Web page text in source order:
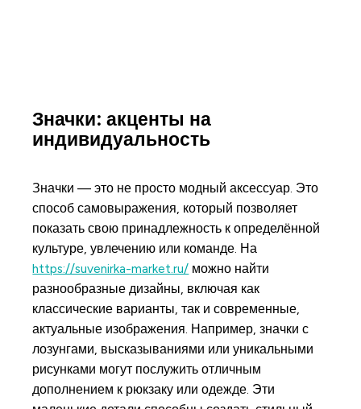
Значки: акценты на
индивидуальность
Значки — это не просто модный аксессуар. Это
способ самовыражения, который позволяет
показать свою принадлежность к определённой
культуре, увлечению или команде. На
https://suvenirka-market.ru/ можно найти
разнообразные дизайны, включая как
классические варианты, так и современные,
актуальные изображения. Например, значки с
лозунгами, высказываниями или уникальными
рисунками могут послужить отличным
дополнением к рюкзаку или одежде. Эти